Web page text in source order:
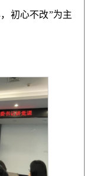
初心不改”为主